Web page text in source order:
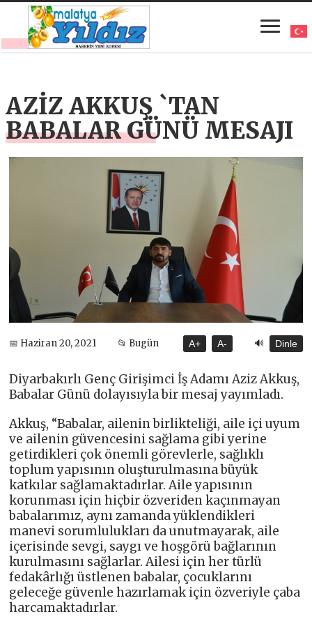
AZİZ AKKUŞ `TAN
BABALAR GÜNÜ MESAJI
📅 Haziran 20, 2021 📂 Bugün A+ A- 🔊 Dinle
Diyarbakırlı Genç Girişimci İş Adamı Aziz Akkuş,
Babalar Günü dolayısıyla bir mesaj yayımladı.
Akkuş, “Babalar, ailenin birlikteliği, aile içi uyum
ve ailenin güvencesini sağlama gibi yerine
getirdikleri çok önemli görevlerle, sağlıklı
toplum yapısının oluşturulmasına büyük
katkılar sağlamaktadırlar. Aile yapısının
korunması için hiçbir özveriden kaçınmayan
babalarımız, aynı zamanda yüklendikleri
manevi sorumlulukları da unutmayarak, aile
içerisinde sevgi, saygı ve hoşgörü bağlarının
kurulmasını sağlarlar. Ailesi için her türlü
fedakârlığı üstlenen babalar, çocuklarını
geleceğe güvenle hazırlamak için özveriyle çaba
harcamaktadırlar.